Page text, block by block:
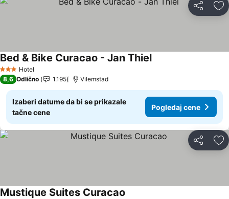
Deli
3 Zvezdice
Hotel
Bed & Bike Curacao - Jan ThielPogledaj cene
8,6 Odlično 1.195 Vilemstad
Izaberi datume da bi se prikazale
tačne cene
Pogledaj cene
Deli
Mustique Suites Curacao